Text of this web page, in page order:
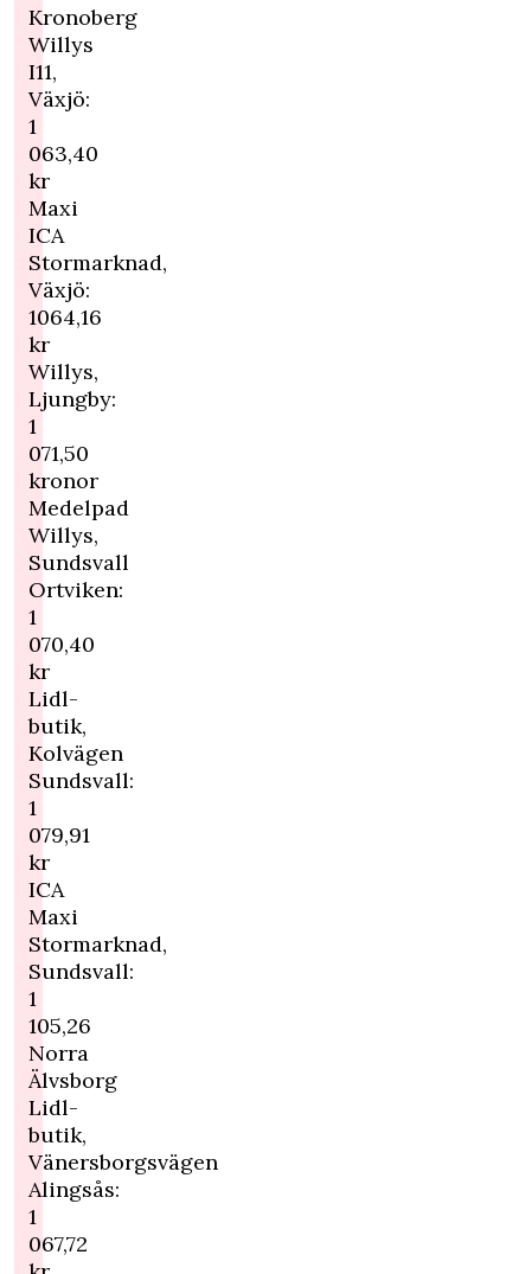
Kronoberg
Willys
I11,
Växjö:
1
063,40
kr
Maxi
ICA
Stormarknad,
Växjö:
1064,16
kr
Willys,
Ljungby:
1
071,50
kronor
Medelpad
Willys,
Sundsvall
Ortviken:
1
070,40
kr
Lidl-
butik,
Kolvägen
Sundsvall:
1
079,91
kr
ICA
Maxi
Stormarknad,
Sundsvall:
1
105,26
Norra
Älvsborg
Lidl-
butik,
Vänersborgsvägen
Alingsås:
1
067,72